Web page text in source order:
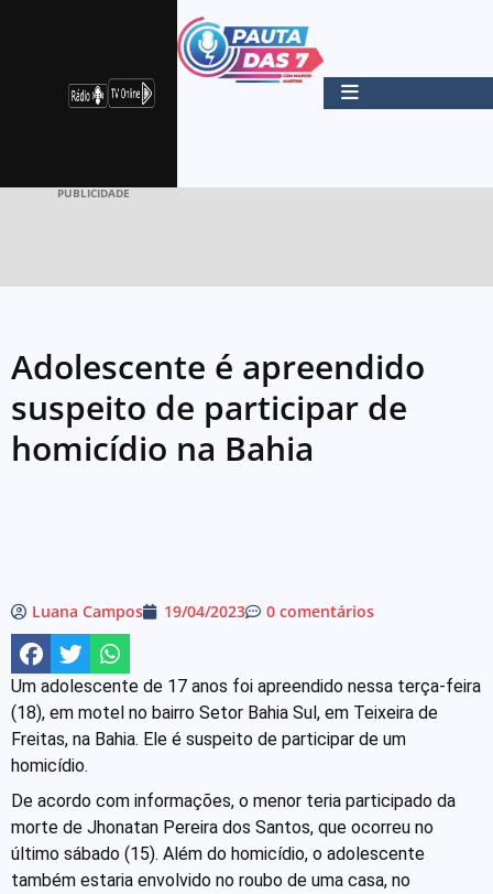
PUBLICIDADE
Adolescente é apreendido
suspeito de participar de
homicídio na Bahia
Luana Campos 19/04/2023 0 comentários
Um adolescente de 17 anos foi apreendido nessa terça-feira
(18), em motel no bairro Setor Bahia Sul, em Teixeira de
Freitas, na Bahia. Ele é suspeito de participar de um
homicídio.
De acordo com informações, o menor teria participado da
morte de Jhonatan Pereira dos Santos, que ocorreu no
último sábado (15). Além do homicídio, o adolescente
também estaria envolvido no roubo de uma casa, no